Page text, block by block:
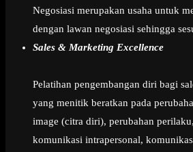
Negosiasi merupakan usaha untuk
dengan lawan negosiasi sehingga
Sales & Marketing Excellence
Pelatihan pengembangan diri bagi
yang menitik beratkan pada
image (citra diri), perubahan
komunikasi intrapersonal,